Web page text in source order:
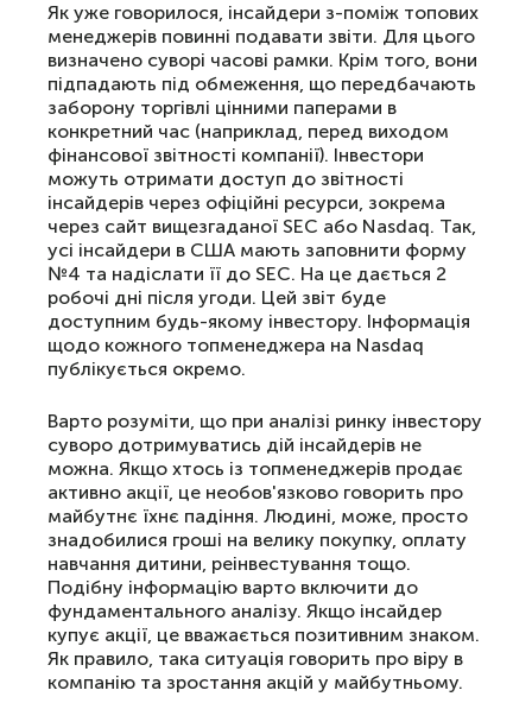
Як уже говорилося, інсайдери з-поміж топових
менеджерів повинні подавати звіти. Для цього
визначено суворі часові рамки. Крім того, вони
підпадають під обмеження, що передбачають
заборону торгівлі цінними паперами в
конкретний час (наприклад, перед виходом
фінансової звітності компанії). Інвестори
можуть отримати доступ до звітності
інсайдерів через офіційні ресурси, зокрема
через сайт вищезгаданої SEC або Nasdaq. Так,
усі інсайдери в США мають заповнити форму
№4 та надіслати її до SEC. На це дається 2
робочі дні після угоди. Цей звіт буде
доступним будь-якому інвестору. Інформація
щодо кожного топменеджера на Nasdaq
публікується окремо.
Варто розуміти, що при аналізі ринку інвестору
суворо дотримуватись дій інсайдерів не
можна. Якщо хтось із топменеджерів продає
активно акції, це необов'язково говорить про
майбутнє їхнє падіння. Людині, може, просто
знадобилися гроші на велику покупку, оплату
навчання дитини, реінвестування тощо.
Подібну інформацію варто включити до
фундаментального аналізу. Якщо інсайдер
купує акції, це вважається позитивним знаком.
Як правило, така ситуація говорить про віру в
компанію та зростання акцій у майбутньому.